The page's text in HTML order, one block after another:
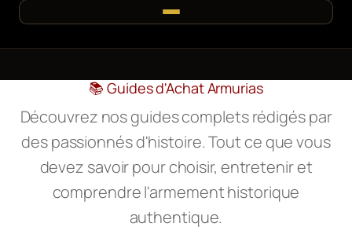
📚 Guides d'Achat Armurias
Découvrez nos guides complets rédigés par
des passionnés d'histoire. Tout ce que vous
devez savoir pour choisir, entretenir et
comprendre l'armement historique
authentique.